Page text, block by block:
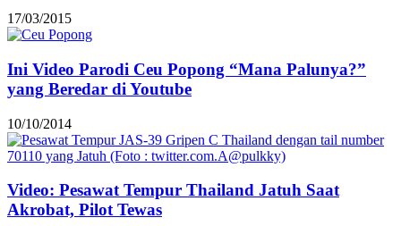
17/03/2015
Ini Video Parodi Ceu Popong “Mana Palunya?”
yang Beredar di Youtube
10/10/2014
Video: Pesawat Tempur Thailand Jatuh Saat
Akrobat, Pilot Tewas